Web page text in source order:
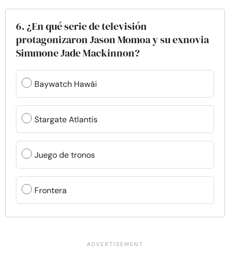
6. ¿En qué serie de televisión
protagonizaron Jason Momoa y su exnovia
Simmone Jade Mackinnon?
Baywatch Hawái
Stargate Atlantis
Juego de tronos
Frontera